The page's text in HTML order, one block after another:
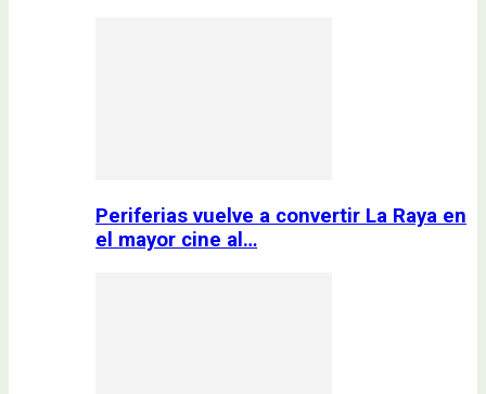
Periferias vuelve a convertir La Raya en
el mayor cine al…